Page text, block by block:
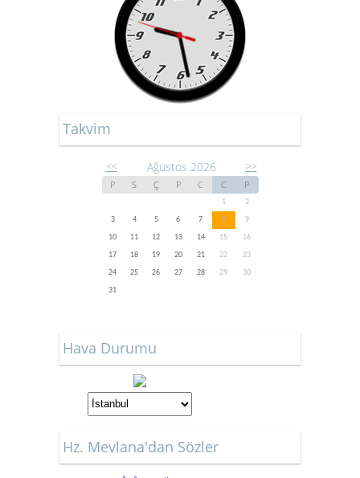
Takvim
<< Ağustos 2026 >>
P S Ç P C C P
1
2
3
4 5 6 7 8
9
10
11 12 13 14 15
16
17
18 19 20 21 22
23
24
25 26 27 28 29
30
31
Hava Durumu
Hz. Mevlana'dan Sözler